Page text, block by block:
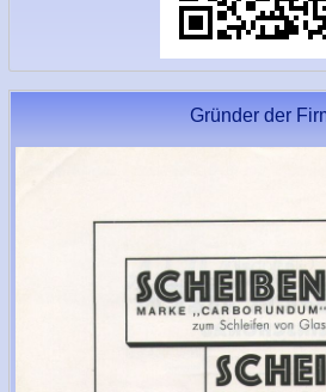
Gründer der